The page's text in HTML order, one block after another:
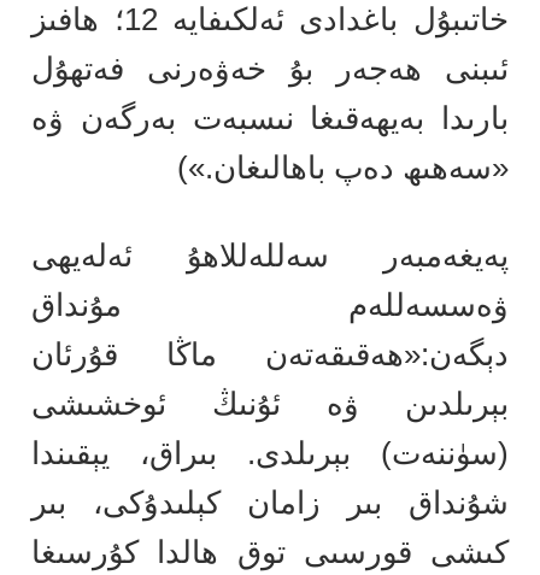
خاتىبۇل باغدادى ئەلكىفايە 12؛ ھافىز
ئىبنى ھەجەر بۇ خەۋەرنى فەتھۇل
بارىدا بەيھەقىغا نىسبەت بەرگەن ۋە
«سەھىھ دەپ باھالىغان.»)
پەيغەمبەر سەللەللاھۇ ئەلەيھى
ۋەسسەللەم مۇنداق
دېگەن:«ھەقىقەتەن ماڭا قۇرئان
بېرىلدىن ۋە ئۇنىڭ ئوخشىشى
(سۈننەت) بېرىلدى. بىراق، يېقىندا
شۇنداق بىر زامان كېلىدۇكى، بىر
كىشى قورسىى توق ھالدا كۇرسىغا